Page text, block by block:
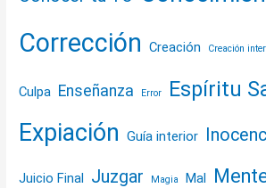
Corrección Creación Creación
Culpa Enseñanza Error Espíritu
Expiación Guía interior
Juicio Final Juzgar Magia Mal